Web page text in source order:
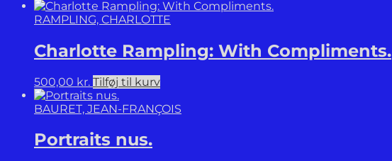
antal
RAMPLING, CHARLOTTE
Charlotte Rampling: With Compliments.
500,00 kr. Tilføj til kurv
BAURET, JEAN-FRANÇOIS
Portraits nus.